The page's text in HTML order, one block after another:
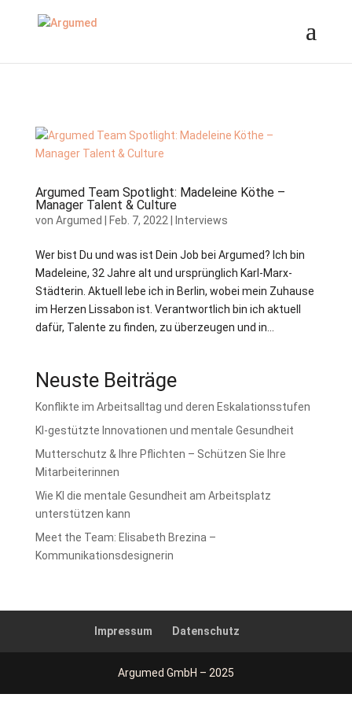
Argumed Team Spotlight: Madeleine Köthe –
Manager Talent & Culture
von Argumed Feb. 7, 2022 Interviews
Wer bist Du und was ist Dein Job bei Argumed? Ich bin
Madeleine, 32 Jahre alt und ursprünglich Karl-Marx-
Städterin. Aktuell lebe ich in Berlin, wobei mein Zuhause
im Herzen Lissabon ist. Verantwortlich bin ich aktuell
dafür, Talente zu finden, zu überzeugen und in...
Neuste Beiträge
Konflikte im Arbeitsalltag und deren Eskalationsstufen
KI-gestützte Innovationen und mentale Gesundheit
Mutterschutz & Ihre Pflichten – Schützen Sie Ihre
Mitarbeiterinnen
Wie KI die mentale Gesundheit am Arbeitsplatz
unterstützen kann
Meet the Team: Elisabeth Brezina –
Kommunikationsdesignerin
Impressum Datenschutz
Argumed GmbH – 2025